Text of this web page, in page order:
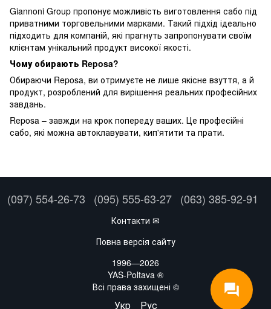
Giannoni Group пропонує можливість виготовлення сабо під
приватними торговельними марками. Такий підхід ідеально
підходить для компаній, які прагнуть запропонувати своїм
клієнтам унікальний продукт високої якості.
Чому обирають Reposa?
Обираючи Reposa, ви отримуєте не лише якісне взуття, а й
продукт, розроблений для вирішення реальних професійних
завдань.
Reposa – завжди на крок попереду ваших. Це професійні
сабо, які можна автоклавувати, кип'ятити та прати.
(097) 554-26-73 (095) 555-63-27 (063) 385-92-91
Контакти ✉
Повна версія сайту
1996—2026
YAS-Poltava ®
Всі права захищені ©
Укр Рус